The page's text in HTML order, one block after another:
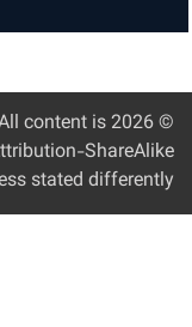
. All content is
Attribution-
stated